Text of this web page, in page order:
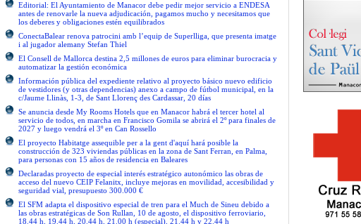
Editorial: El Ayuntamiento de Manacor debe pedir mejor servicio a ENDESA
antes de renovarle la nueva adjudicación, pagamos mucho y necesitamos que
los deberes y obligaciones estén equilibrados
ConectaBalear renova patrocini amb l’equip de Superlliga, que presenta imatge
i al jugador alemany Stefan Thiel
El Consell de Mallorca destina 2,5 millones de euros para eliminar burocracia y
automatizar la gestión económica
Información pública del expediente relativo al proyecto básico nuevo edificio
de vestidores (y otras dependencias) anexo a campo de fútbol municipal, en la
c/Jaume Llinàs, 1-3, de Sant Llorenç des Cardassar, 20 días
Se anuncia desde My Rooms Hotels que en Manacor habrá el tercer hotel al
servicio de todos, en marcha en Francisco Gomila se abrirá el 2º para finales de
2027 y luego vendrá el 3º en Can Rossello
El proyecto Habitatge assequible per a la gent d'aquí hará posible la
construcción de 323 viviendas públicas en la zona de Sant Ferran, en Palma,
para personas con 15 años de residencia en Baleares
Declaradas proyecto de especial interés estratégico autonómico las obras de
acceso del nuevo CEIP Felanitx, incluye mejoras en movilidad, accesibilidad y
seguridad vial, presupuesto 300.000 €
El SFM adapta el dispositivo especial de tren para el Much de Sineu debido a
las obras estratégicas de Son Rullan, 10 de agosto, el dispositivo ferroviario,
18.44 h, 19.44 h, 20.44 h, 21.00 h (especial), 21.44 h y 22.44 h